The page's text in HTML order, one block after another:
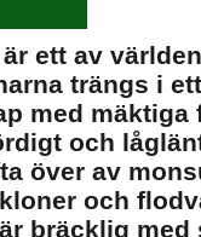
ett av
trängs i
med mäktiga
och
över av
och
bräcklig med